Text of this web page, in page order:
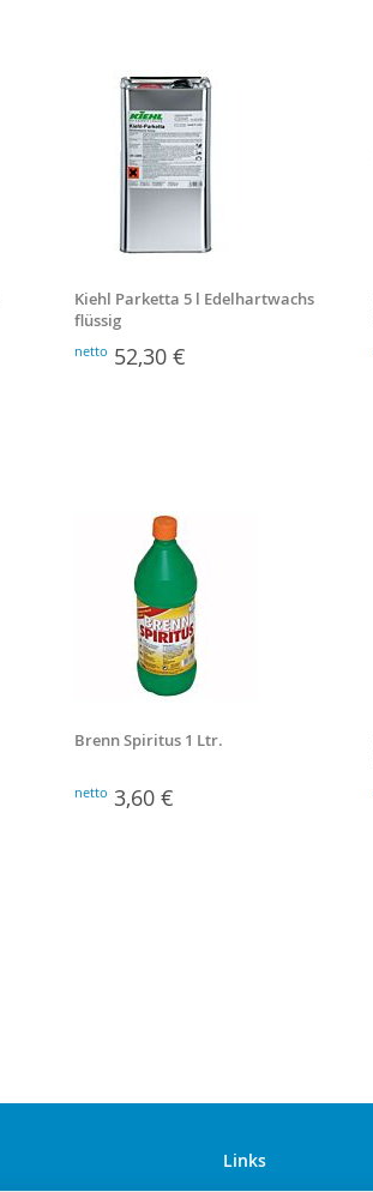
Kiehl Parketta 5 l Edelhartwachs
flüssig
netto 52,30 €
Brenn Spiritus 1 Ltr.
netto 3,60 €
Links